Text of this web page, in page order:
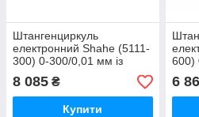
Штангенциркуль
електронний Shahe (5111-
300) 0-300/0,01 мм із
бігунком, IP67, металевий
корпус
8 085 ₴
Купити
600)
6